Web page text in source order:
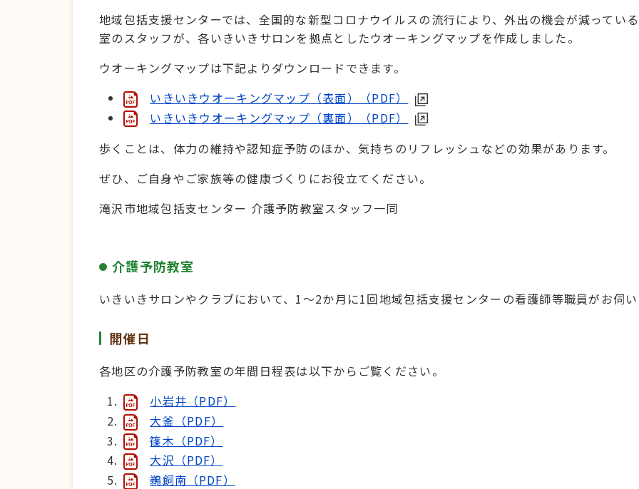
地域包括支援センターでは、全国的な新型コロナウイルスの流行により、外出の機会が減ってい
室のスタッフが、各いきいきサロンを拠点としたウオーキングマップを作成しました。
ウオーキングマップは下記よりダウンロードできます。
いきいきウオーキングマップ（表面）（PDF）
いきいきウオーキングマップ（裏面）（PDF）
歩くことは、体力の維持や認知症予防のほか、気持ちのリフレッシュなどの効果があります。
ぜひ、ご自身やご家族等の健康づくりにお役立てください。
滝沢市地域包括支センター 介護予防教室スタッフ一同
介護予防教室
いきいきサロンやクラブにおいて、1～2か月に1回地域包括支援センターの看護師等職員がお伺い
開催日
各地区の介護予防教室の年間日程表は以下からご覧ください。
小岩井（PDF）
大釜（PDF）
篠木 （PDF）
大沢 （PDF）
鵜飼南 （PDF）